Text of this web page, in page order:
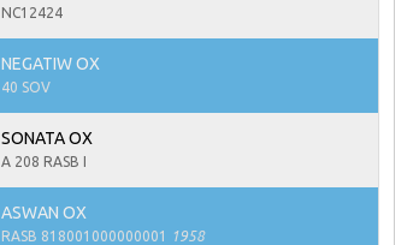
NC12424
NEGATIW OX
40 SOV
SONATA OX
A 208 RASB I
ASWAN OX
RASB 818001000000001 1958